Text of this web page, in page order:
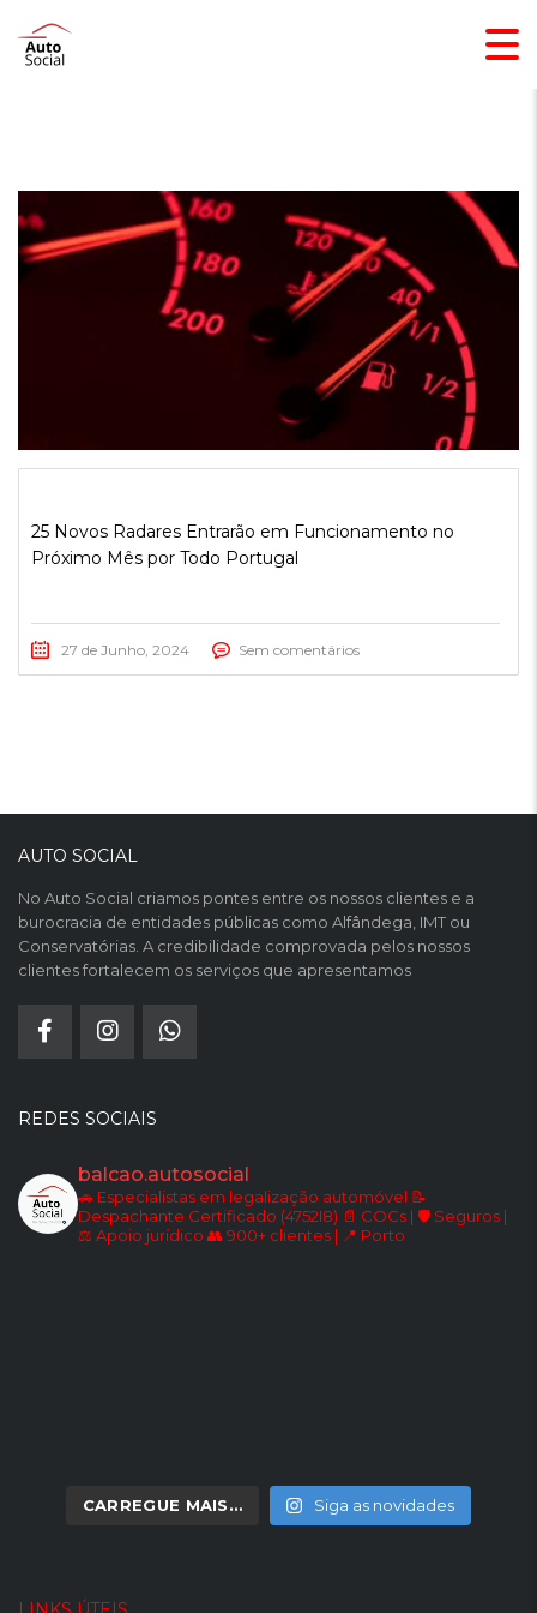
25 Novos Radares Entrarão em Funcionamento no
Próximo Mês por Todo Portugal
27 de Junho, 2024 Sem comentários
AUTO SOCIAL
No Auto Social criamos pontes entre os nossos clientes e a
burocracia de entidades públicas como Alfândega, IMT ou
Conservatórias. A credibilidade comprovada pelos nossos
clientes fortalecem os serviços que apresentamos
REDES SOCIAIS
balcao.autosocial
🚗 Especialistas em legalização automóvel 📝
Despachante Certificado (4752I8) 📄 COCs | 🛡️ Seguros |
⚖️ Apoio jurídico 👥 900+ clientes | 📍 Porto
CARREGUE MAIS… Siga as novidades